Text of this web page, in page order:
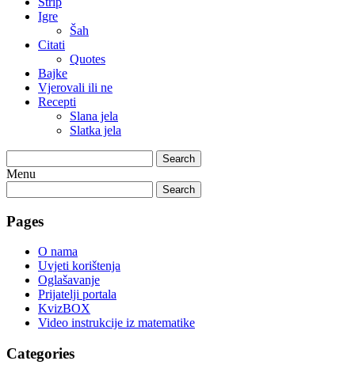
Igre
Šah
Citati
Quotes
Bajke
Vjerovali ili ne
Recepti
Slana jela
Slatka jela
Search
Menu
Search
Pages
O nama
Uvjeti korištenja
Oglašavanje
Prijatelji portala
KvizBOX
Video instrukcije iz matematike
Categories